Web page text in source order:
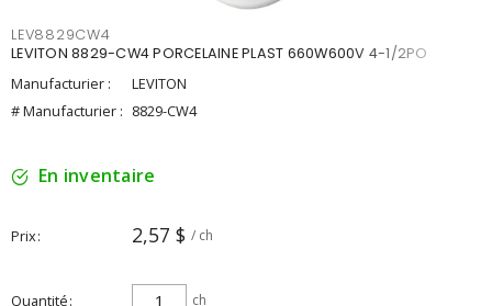
LEV8829CW4
LEVITON 8829-CW4 PORCELAINE PLAST 660W600V 4-1/2PO
Manufacturier :
LEVITON
# Manufacturier : 8829-CW4
En inventaire
Prix 2,57 $ / ch
Quantité ch